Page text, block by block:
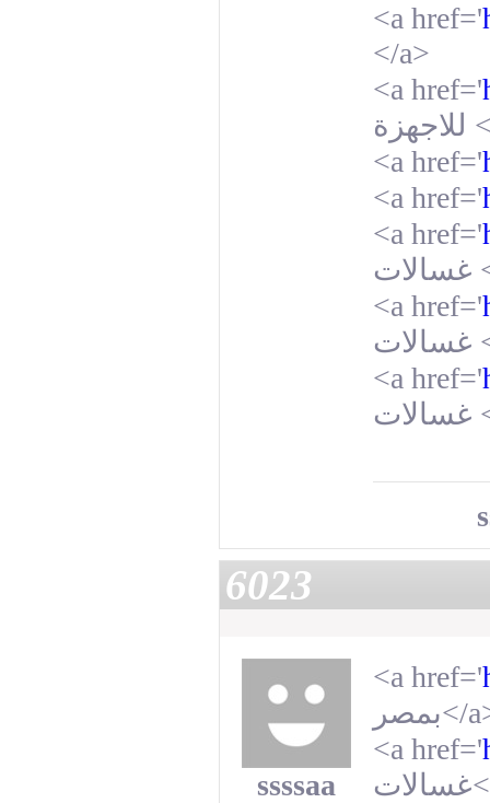
<a href='
</a>
<a href='
<a href='
<a href='
<a href='
<a href='
<a href='
6023
ssssaa
<a href='
بمصر</
<a href='
غسالات